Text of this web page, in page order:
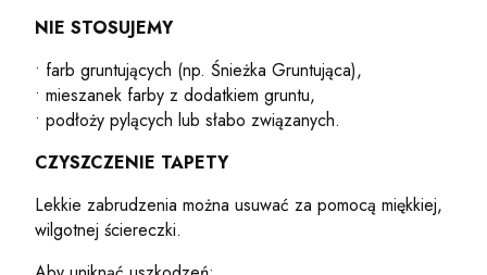
NIE STOSUJEMY
• farb gruntujących (np. Śnieżka Gruntująca),
• mieszanek farby z dodatkiem gruntu,
• podłoży pylących lub słabo związanych.
CZYSZCZENIE TAPETY
Lekkie zabrudzenia można usuwać za pomocą miękkiej,
wilgotnej ściereczki.